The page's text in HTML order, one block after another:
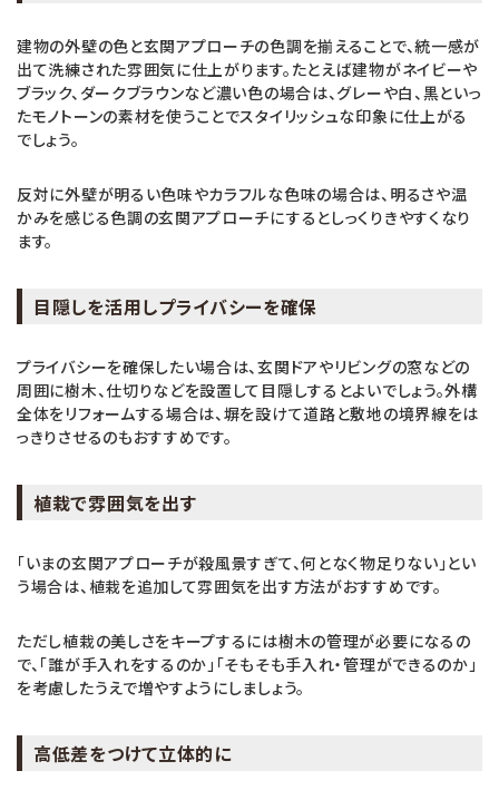
建物の外壁の色と玄関アプローチの色調を揃えることで、統一感が
出て洗練された雰囲気に仕上がります。たとえば建物がネイビーや
ブラック、ダークブラウンなど濃い色の場合は、グレーや白、黒といっ
たモノトーンの素材を使うことでスタイリッシュな印象に仕上がる
でしょう。
反対に外壁が明るい色味やカラフルな色味の場合は、明るさや温
かみを感じる色調の玄関アプローチにするとしっくりきやすくなり
ます。
目隠しを活用しプライバシーを確保
プライバシーを確保したい場合は、玄関ドアやリビングの窓などの
周囲に樹木、仕切りなどを設置して目隠しするとよいでしょう。外構
全体をリフォームする場合は、塀を設けて道路と敷地の境界線をは
っきりさせるのもおすすめです。
植栽で雰囲気を出す
「いまの玄関アプローチが殺風景すぎて、何となく物足りない」とい
う場合は、植栽を追加して雰囲気を出す方法がおすすめです。
ただし植栽の美しさをキープするには樹木の管理が必要になるの
で、「誰が手入れをするのか」「そもそも手入れ・管理ができるのか」
を考慮したうえで増やすようにしましょう。
高低差をつけて立体的に